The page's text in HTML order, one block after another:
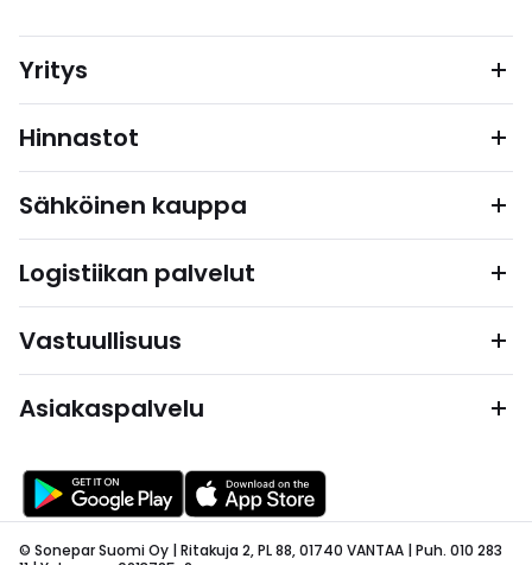
Yritys
Hinnastot
Sähköinen kauppa
Logistiikan palvelut
Vastuullisuus
Asiakaspalvelu
© Sonepar Suomi Oy | Ritakuja 2, PL 88, 01740 VANTAA | Puh. 010 283